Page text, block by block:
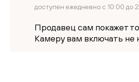
доступен ежедневно с 10:00 до
Продавец сам покажет
Камеру вам включать не